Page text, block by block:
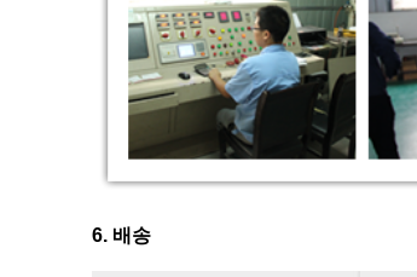
6. 배송